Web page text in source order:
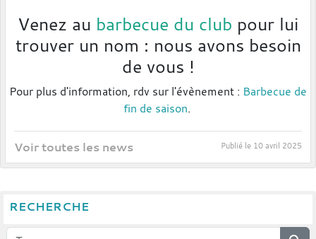
Venez au barbecue du club pour lui
trouver un nom : nous avons besoin
de vous !
Pour plus d'information, rdv sur l'évènement : Barbecue de
fin de saison.
Voir toutes les news Publié le 10 avril 2025
RECHERCHE